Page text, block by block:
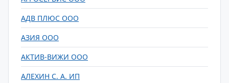
АДВ ПЛЮС ООО
АЗИЯ ООО
АКТИВ-ВИЖИ ООО
АЛЕХИН С. А. ИП